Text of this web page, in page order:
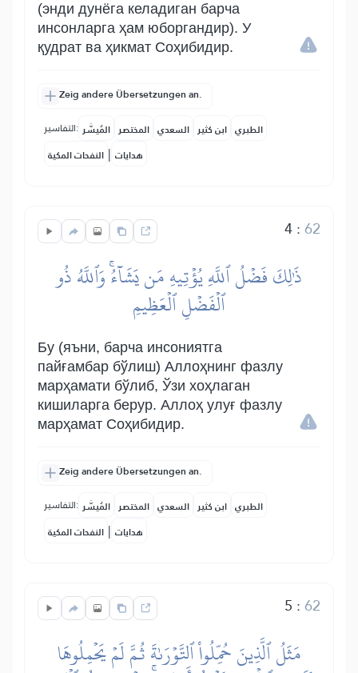
(энди дунёга келадиган барча
инсонларга ҳам юборгандир). У
қудрат ва ҳикмат Соҳибидир.
Zeig andere Übersetzungen an.
التفاسير: المُيسَّر المختصر السعدي ابن كثير الطبري
النفحات المكية | هدايات
4:62
ذَٰلِكَ فَضۡلُ ٱللَّهِ يُؤۡتِيهِ مَن يَشَآءُۚ وَٱللَّهُ ذُو
ٱلۡفَضۡلِ ٱلۡعَظِيمِ
Бу (яъни, барча инсониятга
пайғамбар бўлиш) Аллоҳнинг фазлу
марҳамати бўлиб, Ўзи хоҳлаган
кишиларга берур. Аллоҳ улуғ фазлу
марҳамат Соҳибидир.
Zeig andere Übersetzungen an.
التفاسير: المُيسَّر المختصر السعدي ابن كثير الطبري
النفحات المكية | هدايات
5 :62
مَثَلُ ٱلَّذِينَ حُمِّلُواْ ٱلتَّوۡرَىٰةَ ثُمَّ لَمۡ يَحۡمِلُوهَا